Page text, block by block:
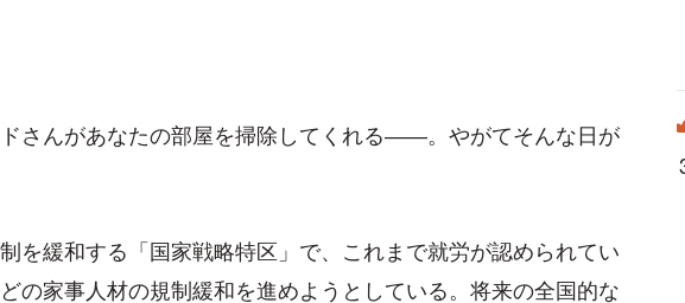
さんがあなたの部屋を掃除してくれる――。やがてそんな日が
を緩和する「国家戦略特区」で、これまで就労が認められてい
の家事人材の規制緩和を進めようとしている。将来の全国的な